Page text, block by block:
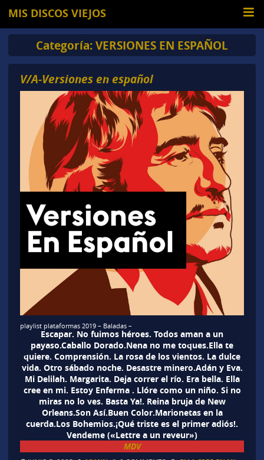
MIS DISCOS VIEJOS
Categoría:VERSIONES EN ESPAÑOL
V/A-Versiones en español
playlist plataformas 2019 – Baladas –
Escapar. No fuimos héroes. Todos aman a un
payaso.Caballo Dorado.Nena no me toques.Ella te
quiere. Comprensión. La rosa de los vientos. La dulce
vida. Otro sábado noche. Desastre minero.Adán y Eva.
Mi Delilah. Margarita. Deja correr el río. Era bella. Ella
cree en mi. Estoy Enferma . Llóre como un niño. Si no
miras no lo ves. Basta Ya!. Reina bruja de New
Orleans.Son Así.Buen Color.Marionetas en la
cuerda.Los Bohemios.¡Qué triste es el primer adiós!.
Vendeme («Lettre a un reveur»)
MDV